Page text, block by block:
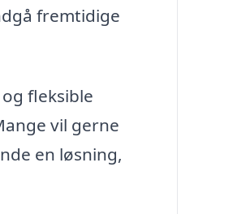
fremtidige
fleksible
vil gerne
en løsning,